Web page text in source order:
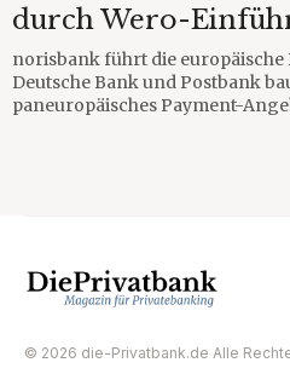
durch Wero-
norisbank führt die europäische
Deutsche Bank und Postbank
paneuropäisches Payment-
© 2026 die-Privatbank.de Alle